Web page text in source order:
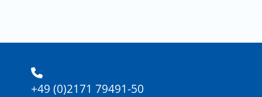
+49 (0)2171 79491-50